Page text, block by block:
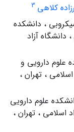
کلاهی 3
، دانشکده
دانشگاه آزاد
علوم دارویی و
، تهران ،
علوم دارویی
اسلامی ، تهران ،